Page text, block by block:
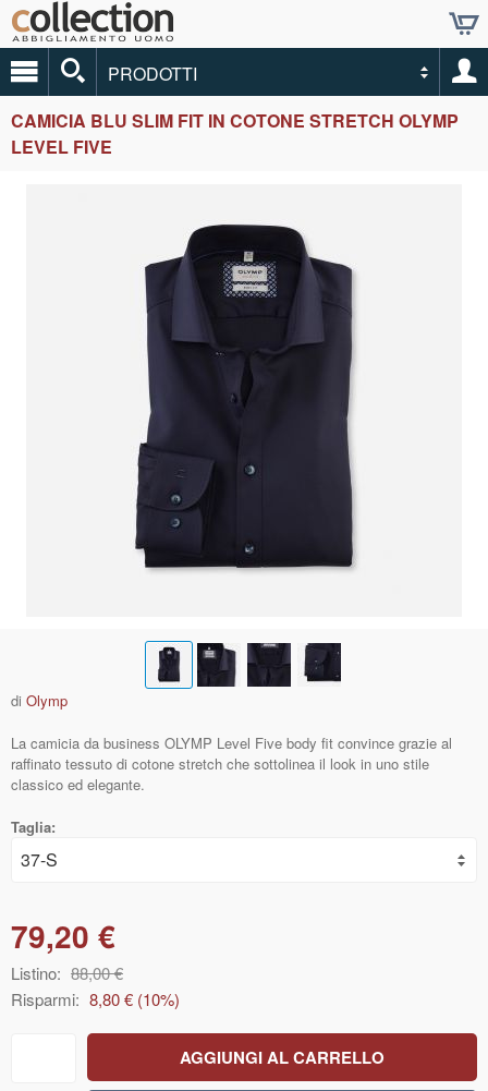
PRODOTTI
CAMICIA BLU SLIM FIT IN COTONE STRETCH OLYMP
LEVEL FIVE
di Olymp
La camicia da business OLYMP Level Five body fit convince grazie al
raffinato tessuto di cotone stretch che sottolinea il look in uno stile
classico ed elegante.
Taglia:
79,20 €
Listino: 88,00 €
Risparmi: 8,80 € (10%)